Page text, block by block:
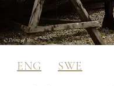
© Point of You
ENG SWE